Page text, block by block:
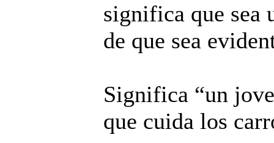
significa que sea
de que sea
Significa “un
que cuida los